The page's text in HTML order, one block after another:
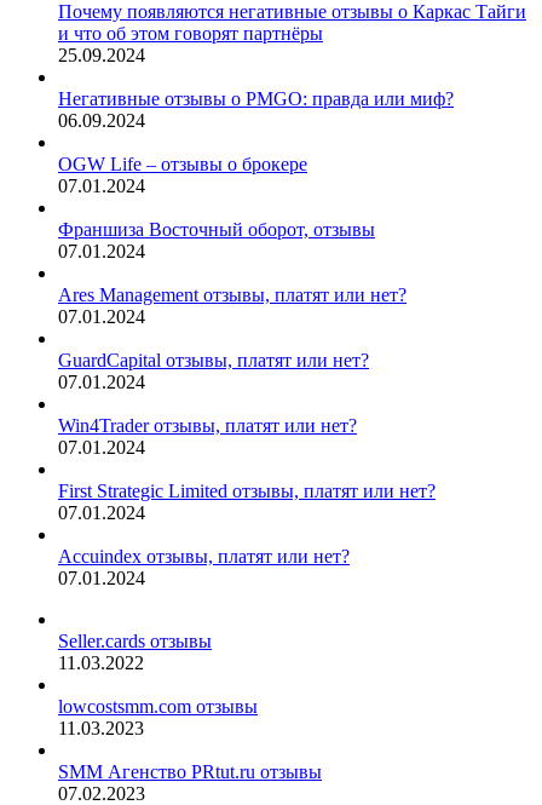
Почему появляются негативные отзывы о Каркас Тайги
и что об этом говорят партнёры
25.09.2024
Негативные отзывы о PMGO: правда или миф?
06.09.2024
OGW Life – отзывы о брокере
07.01.2024
Франшиза Восточный оборот, отзывы
07.01.2024
Ares Management отзывы, платят или нет?
07.01.2024
GuardCapital отзывы, платят или нет?
07.01.2024
Win4Trader отзывы, платят или нет?
07.01.2024
First Strategic Limited отзывы, платят или нет?
07.01.2024
Accuindex отзывы, платят или нет?
07.01.2024
Seller.cards отзывы
11.03.2022
lowcostsmm.com отзывы
11.03.2023
SMM Агенство PRtut.ru отзывы
07.02.2023